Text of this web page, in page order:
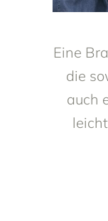
Eine
die
auch